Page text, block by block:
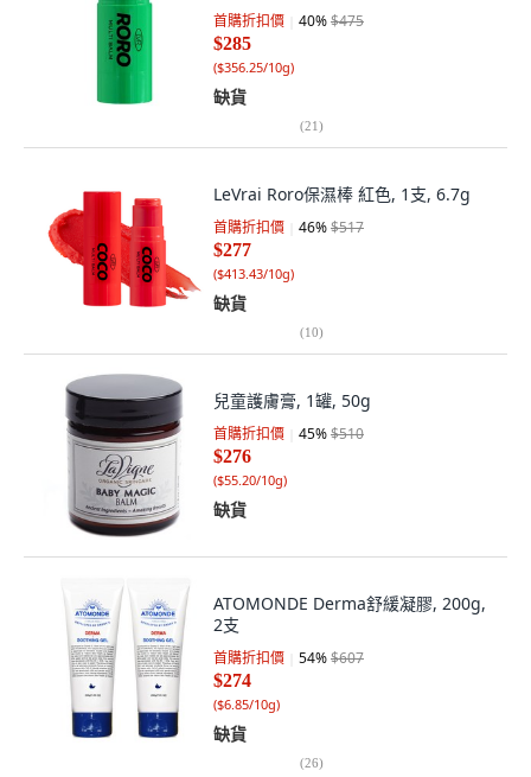
首購折扣價 40%$475
$285
($356.25/10g)
缺貨
(21)
LeVrai Roro保濕棒 紅色, 1支, 6.7g
首購折扣價 46%$517
$277
($413.43/10g)
缺貨
(10)
兒童護膚膏, 1罐, 50g
首購折扣價 45%$510
$276
($55.20/10g)
缺貨
ATOMONDE Derma舒緩凝膠, 200g,
2支
首購折扣價 54%$607
$274
($6.85/10g)
缺貨
(26)